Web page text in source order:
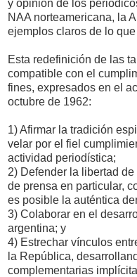
y opinión de los
NAA norteamericana, la
ejemplos claros de lo
Esta redefinición de las
compatible con el
fines, expresados en el
octubre de 1962:
1) Afirmar la tradición
velar por el fiel
actividad periodística;
2) Defender la libertad
de prensa en particular,
es posible la auténtica
3) Colaborar en el
argentina; y
4) Estrechar vínculos
la República,
complementarias